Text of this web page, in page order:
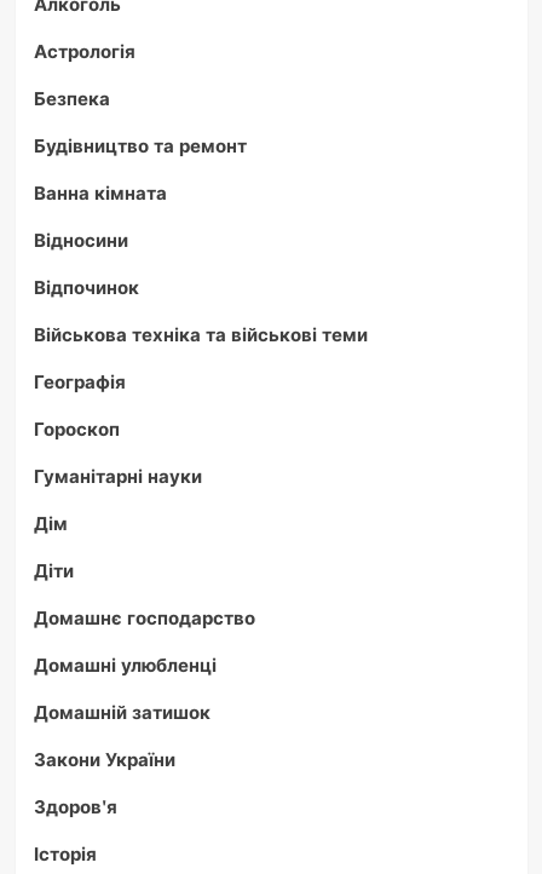
Астрологія
Безпека
Будівництво та ремонт
Ванна кімната
Відносини
Відпочинок
Військова техніка та військові теми
Географія
Гороскоп
Гуманітарні науки
Дім
Діти
Домашнє господарство
Домашні улюбленці
Домашній затишок
Закони України
Здоров'я
Історія